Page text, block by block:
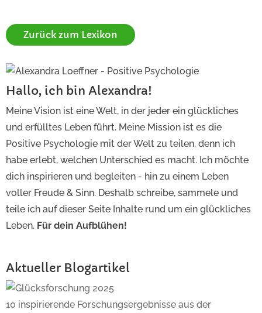
Zurück zum Lexikon
Hallo, ich bin Alexandra!
Meine Vision ist eine Welt, in der jeder ein glückliches
und erfülltes Leben führt. Meine Mission ist es die
Positive Psychologie mit der Welt zu teilen, denn ich
habe erlebt, welchen Unterschied es macht. Ich möchte
dich inspirieren und begleiten - hin zu einem Leben
voller Freude & Sinn. Deshalb schreibe, sammele und
teile ich auf dieser Seite Inhalte rund um ein glückliches
Leben. Für dein Aufblühen!
Aktueller Blogartikel
10 inspirierende Forschungsergebnisse aus der